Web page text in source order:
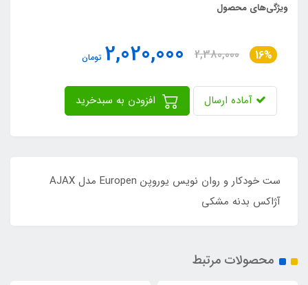
ویژگی‌های محصول
16%
2,380,000
2,020,000 تومان
آماده ارسال
ست خودکار و روان نویس یوروپن Europen مدل AJAX
آژاکس بدنه مشکی
محصولات مرتبط